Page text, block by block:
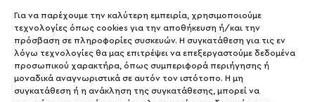
Για να παρέχουμε την καλύτερη εμπειρία, χρησιμοποιούμε
τεχνολογίες όπως cookies για την αποθήκευση ή/και την
πρόσβαση σε πληροφορίες συσκευών. Η συγκατάθεση για τις εν
λόγω τεχνολογίες θα μας επιτρέψει να επεξεργαστούμε δεδομένα
προσωπικού χαρακτήρα, όπως συμπεριφορά περιήγησης ή
μοναδικά αναγνωριστικά σε αυτόν τον ιστότοπο. Η μη
συγκατάθεση ή η ανάκληση της συγκατάθεσης, μπορεί να
ΔΗΜΟΦΙΛΕΣΤΕΡΕΣΕΤΙΚΕΤΕΣ
MIDI ΦΟΡΕΜΑΤΑ MAXI ΦΟΡΕΜΑΤΑ